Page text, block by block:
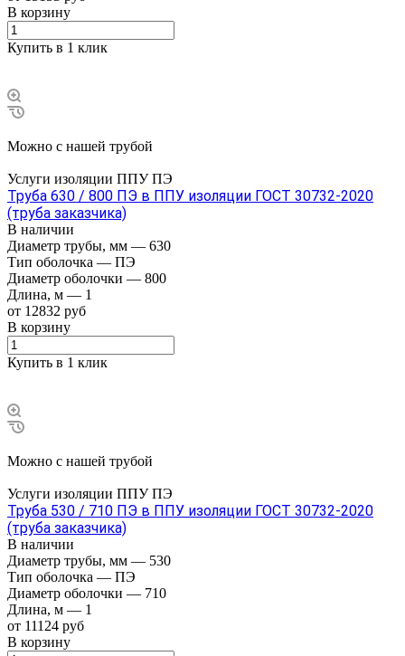
В корзину
Купить в 1 клик
Можно с нашей трубой
Услуги изоляции ППУ ПЭ
Труба 630 / 800 ПЭ в ППУ изоляции ГОСТ 30732-2020
(труба заказчика)
В наличии
Диаметр трубы, мм — 630
Тип оболочка — ПЭ
Диаметр оболочки — 800
Длина, м — 1
от 12832 руб
В корзину
Купить в 1 клик
Можно с нашей трубой
Услуги изоляции ППУ ПЭ
Труба 530 / 710 ПЭ в ППУ изоляции ГОСТ 30732-2020
(труба заказчика)
В наличии
Диаметр трубы, мм — 530
Тип оболочка — ПЭ
Диаметр оболочки — 710
Длина, м — 1
от 11124 руб
В корзину